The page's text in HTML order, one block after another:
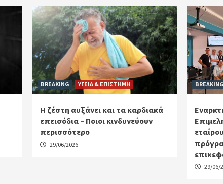
BREAKING ΥΓΕΙΑ & ΕΠΙΣΤΗΜΗ
Η ζέστη αυξάνει και τα καρδιακά
επεισόδια – Ποιοι κινδυνεύουν
περισσότερο
29/06/2026
BREAKING
29/06/